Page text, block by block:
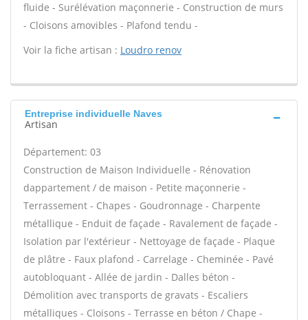
fluide - Surélévation maçonnerie - Construction de murs
- Cloisons amovibles - Plafond tendu -
Voir la fiche artisan : Loudro renov
Entreprise individuelle Naves
Artisan
Département: 03
Construction de Maison Individuelle - Rénovation
dappartement / de maison - Petite maçonnerie -
Terrassement - Chapes - Goudronnage - Charpente
métallique - Enduit de façade - Ravalement de façade -
Isolation par l'extérieur - Nettoyage de façade - Plaque
de plâtre - Faux plafond - Carrelage - Cheminée - Pavé
autobloquant - Allée de jardin - Dalles béton -
Démolition avec transports de gravats - Escaliers
métalliques - Cloisons - Terrasse en béton / Chape -